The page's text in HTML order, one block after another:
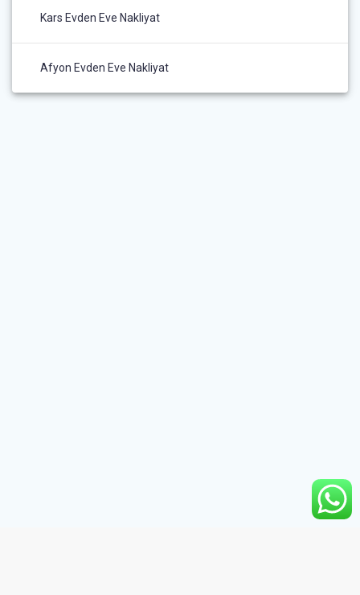
Kars Evden Eve Nakliyat
Afyon Evden Eve Nakliyat